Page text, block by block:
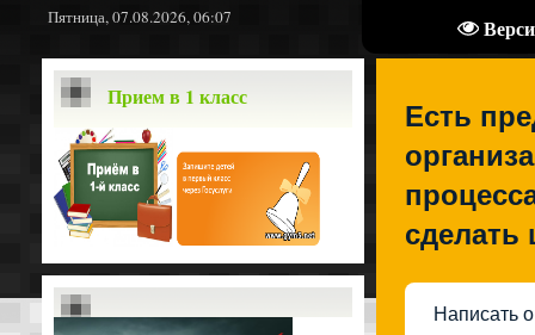
Пятница, 07.08.2026, 06:07
Прием в 1 класс
Есть
сделать
Написать